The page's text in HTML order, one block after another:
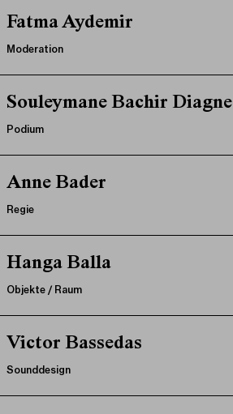
Fatma Aydemir
Moderation
Souleymane Bachir Diagne
Podium
Anne Bader
Regie
Hanga Balla
Objekte / Raum
Victor Bassedas
Sounddesign